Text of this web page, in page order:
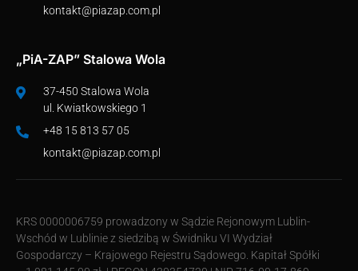
kontakt@piazap.com.pl
„PiA-ZAP” Stalowa Wola
37-450 Stalowa Wola
ul. Kwiatkowskiego 1
+48 15 813 57 05
kontakt@piazap.com.pl
KRS 0000006759 prowadzony w Sądzie Rejonowym Lublin-
Wschód w Lublinie z siedzibą w Świdniku VI Wydział
Gospodarczy – Krajowego Rejestru Sądowego. Kapitał Spółki